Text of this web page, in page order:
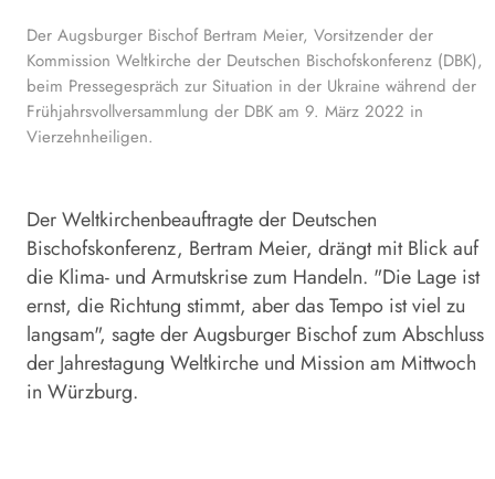
Der Augsburger Bischof Bertram Meier, Vorsitzender der
Kommission Weltkirche der Deutschen Bischofskonferenz (DBK),
beim Pressegespräch zur Situation in der Ukraine während der
Frühjahrsvollversammlung der DBK am 9. März 2022 in
Vierzehnheiligen.
Der Weltkirchenbeauftragte der Deutschen
Bischofskonferenz, Bertram Meier, drängt mit Blick auf
die Klima- und Armutskrise zum Handeln. "Die Lage ist
ernst, die Richtung stimmt, aber das Tempo ist viel zu
langsam", sagte der Augsburger Bischof zum Abschluss
der Jahrestagung Weltkirche und Mission am Mittwoch
in Würzburg.